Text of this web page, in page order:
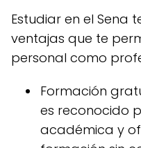
Estudiar en el Sena
ventajas que te
personal como
Formación
es reconocido
académica y